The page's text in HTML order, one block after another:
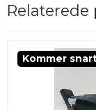
Kommer